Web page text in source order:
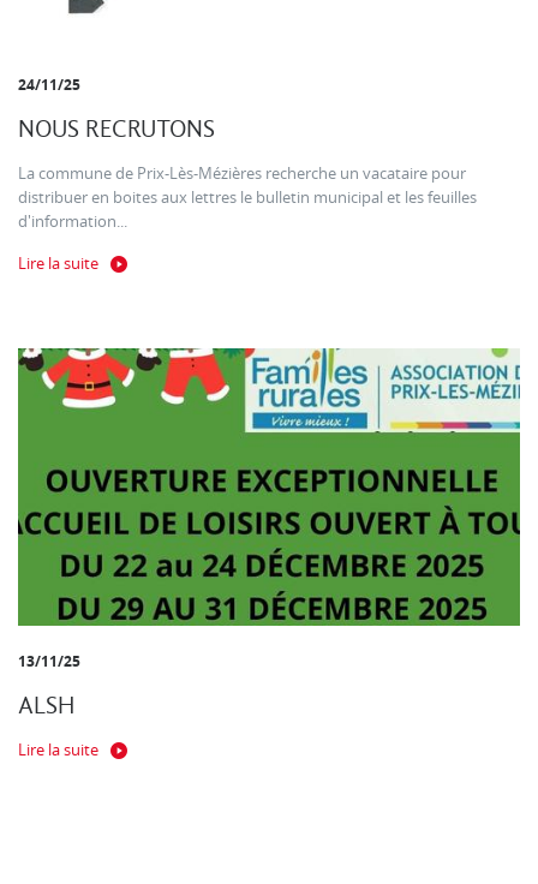
24/11/25
NOUS RECRUTONS
La commune de Prix-Lès-Mézières recherche un vacataire pour
distribuer en boites aux lettres le bulletin municipal et les feuilles
d'information...
Lire la suite
13/11/25
ALSH
Lire la suite